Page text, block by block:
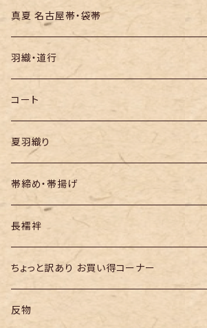
絞りの浴衣
名古屋帯
袋帯
半幅帯
真夏 名古屋帯・袋帯
羽織・道行
コート
夏羽織り
帯締め・帯揚げ
長襦袢
ちょっと訳あり お買い得コーナー
反物